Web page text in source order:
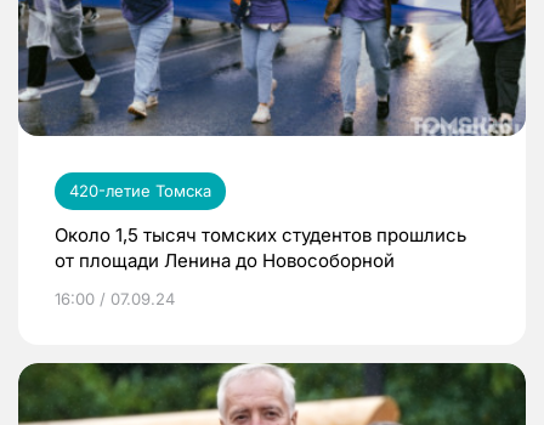
420-летие Томска
Около 1,5 тысяч томских студентов прошлись
от площади Ленина до Новособорной
16:00 / 07.09.24